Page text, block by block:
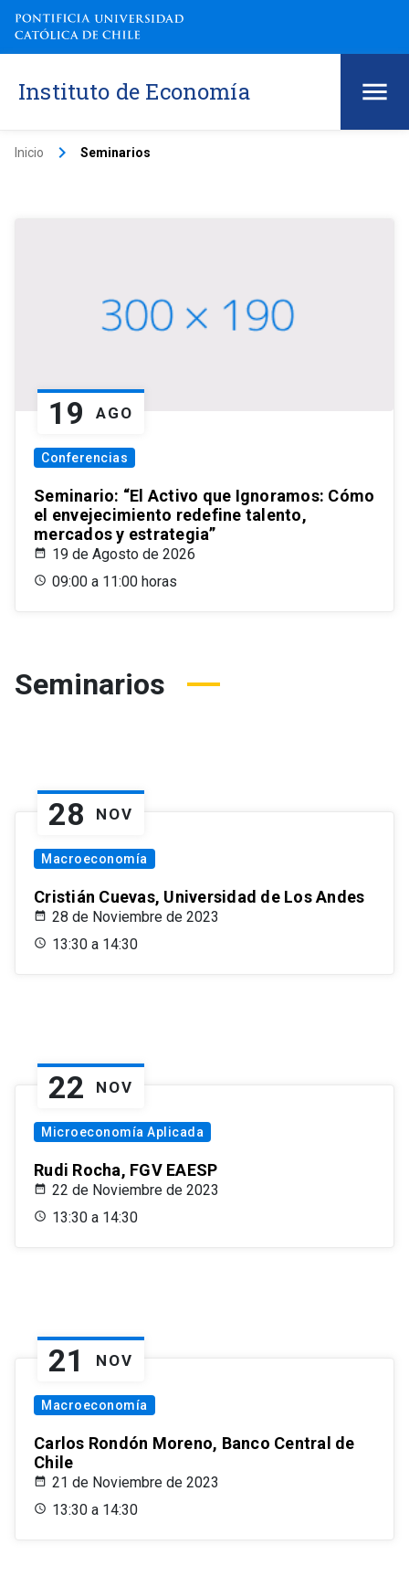
Instituto de Economía
Inicio keyboard_arrow_right Seminarios
19 AGO
Conferencias
Seminario: “El Activo que Ignoramos: Cómo
el envejecimiento redefine talento,
mercados y estrategia”
19 de Agosto de 2026
09:00 a 11:00 horas
Seminarios
28 NOV
Macroeconomía
Cristián Cuevas, Universidad de Los Andes
28 de Noviembre de 2023
13:30 a 14:30
22 NOV
Microeconomía Aplicada
Rudi Rocha, FGV EAESP
22 de Noviembre de 2023
13:30 a 14:30
21 NOV
Macroeconomía
Carlos Rondón Moreno, Banco Central de
Chile
21 de Noviembre de 2023
13:30 a 14:30